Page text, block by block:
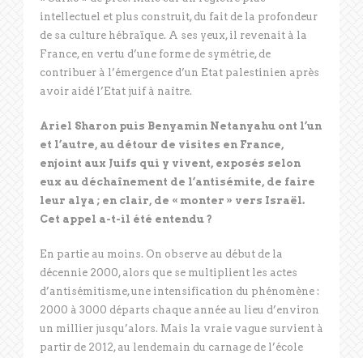
intellectuel et plus construit, du fait de la profondeur
de sa culture hébraïque. A ses yeux, il revenait à la
France, en vertu d’une forme de symétrie, de
contribuer à l’émergence d’un Etat palestinien après
avoir aidé l’Etat juif à naître.
Ariel Sharon puis Benyamin Netanyahu ont l’un
et l’autre, au détour de visites en France,
enjoint aux Juifs qui y vivent, exposés selon
eux au déchaînement de l’antisémite, de faire
leur alya ; en clair, de « monter » vers Israël.
Cet appel a-t-il été entendu ?
En partie au moins. On observe au début de la
décennie 2000, alors que se multiplient les actes
d’antisémitisme, une intensification du phénomène :
2000 à 3000 départs chaque année au lieu d’environ
un millier jusqu’alors. Mais la vraie vague survient à
partir de 2012, au lendemain du carnage de l’école